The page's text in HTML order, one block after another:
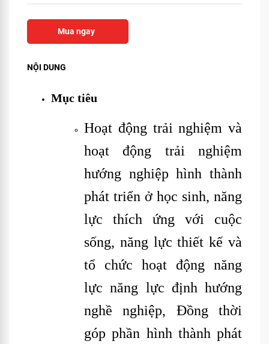
Mua ngay
NỘI DUNG
Mục tiêu
Hoạt động trải nghiệm và
hoạt động trải nghiệm
hướng nghiệp hình thành
phát triển ở học sinh, năng
lực thích ứng với cuộc
sống, năng lực thiết kế và
tổ chức hoạt động năng
lực năng lực định hướng
nghề nghiệp, Đồng thời
góp phần hình thành phát